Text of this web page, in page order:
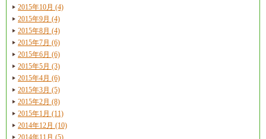
2015年10月 (4)
2015年9月 (4)
2015年8月 (4)
2015年7月 (6)
2015年6月 (6)
2015年5月 (3)
2015年4月 (6)
2015年3月 (5)
2015年2月 (8)
2015年1月 (11)
2014年12月 (10)
2014年11月 (5)